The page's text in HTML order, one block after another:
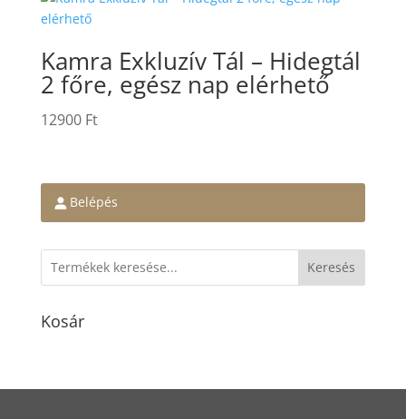
Kamra Exkluzív Tál – Hidegtál
2 főre, egész nap elérhető
12900 Ft
Belépés
Keresés
Kosár